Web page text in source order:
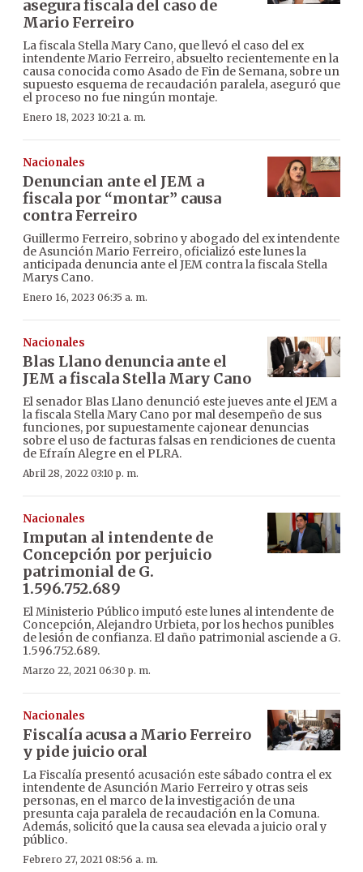
asegura fiscala del caso de
Mario Ferreiro
La fiscala Stella Mary Cano, que llevó el caso del ex
intendente Mario Ferreiro, absuelto recientemente en la
causa conocida como Asado de Fin de Semana, sobre un
supuesto esquema de recaudación paralela, aseguró que
el proceso no fue ningún montaje.
Enero 18, 2023 10:21 a. m.
Nacionales
Denuncian ante el JEM a
fiscala por “montar” causa
contra Ferreiro
Guillermo Ferreiro, sobrino y abogado del ex intendente
de Asunción Mario Ferreiro, oficializó este lunes la
anticipada denuncia ante el JEM contra la fiscala Stella
Marys Cano.
Enero 16, 2023 06:35 a. m.
Nacionales
Blas Llano denuncia ante el
JEM a fiscala Stella Mary Cano
El senador Blas Llano denunció este jueves ante el JEM a
la fiscala Stella Mary Cano por mal desempeño de sus
funciones, por supuestamente cajonear denuncias
sobre el uso de facturas falsas en rendiciones de cuenta
de Efraín Alegre en el PLRA.
Abril 28, 2022 03:10 p. m.
Nacionales
Imputan al intendente de
Concepción por perjuicio
patrimonial de G.
1.596.752.689
El Ministerio Público imputó este lunes al intendente de
Concepción, Alejandro Urbieta, por los hechos punibles
de lesión de confianza. El daño patrimonial asciende a G.
1.596.752.689.
Marzo 22, 2021 06:30 p. m.
Nacionales
Fiscalía acusa a Mario Ferreiro
y pide juicio oral
La Fiscalía presentó acusación este sábado contra el ex
intendente de Asunción Mario Ferreiro y otras seis
personas, en el marco de la investigación de una
presunta caja paralela de recaudación en la Comuna.
Además, solicitó que la causa sea elevada a juicio oral y
público.
Febrero 27, 2021 08:56 a. m.